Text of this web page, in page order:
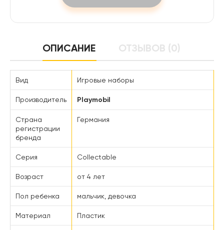
ОПИСАНИЕ ОТЗЫВОВ (0)
Вид Игровые наборы
Производитель Playmobil
Страна
регистрации
бренда
Германия
Серия Collectable
Возраст от 4 лет
Пол ребенка мальчик, девочка
Материал Пластик